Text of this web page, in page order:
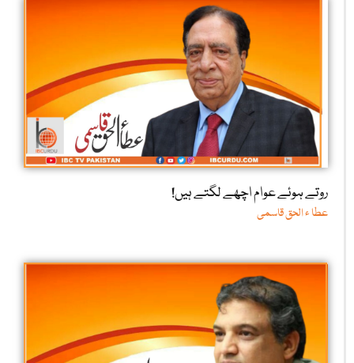
روتے ہوئے عوام اچھے لگتے ہیں!
عطا ء الحق قاسمی